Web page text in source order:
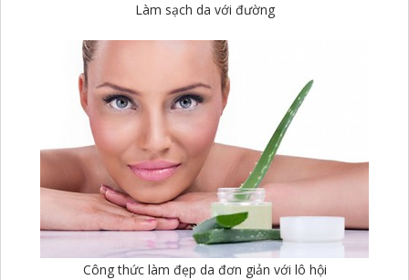
Làm sạch da với đường
Công thức làm đẹp da đơn giản với lô hội